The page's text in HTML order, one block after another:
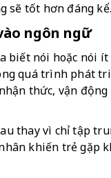
sẽ tốt hơn đáng kể.
ngôn ngữ
biết nói hoặc nói
quá trình phát
thức, vận
thay vì chỉ tập
khiến trẻ gặp